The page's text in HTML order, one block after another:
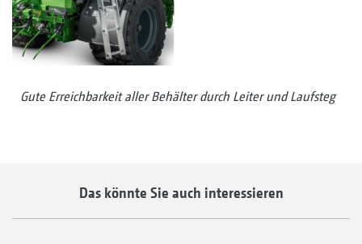
Gute Erreichbarkeit aller Behälter durch Leiter und Laufsteg
Das könnte Sie auch interessieren